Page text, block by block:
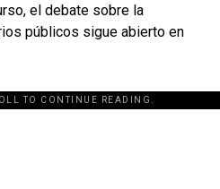
el debate sobre la
públicos sigue abierto en
TO CONTINUE READING.